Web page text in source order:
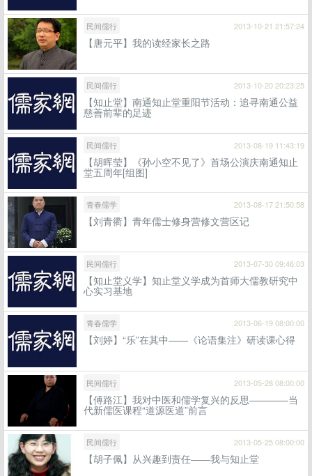
民间儒行 2013-10-21 21:57:24
【唐元平】我的读经家长之路
民间儒行 2013-10-20 20:23:25
【知止堂】南通知止堂重阳节活动：追寻南通公益
慈善前辈的足迹
民间儒行 2013-08-19 11:43:19
【胡晖莹】《孙小空不见了》首场公演庆南通知止
堂五周年[组图]
青春儒学 2013-08-17 21:50:58
【刘青衢】青年儒士修身营修文营区记
民间儒行 2013-07-30 09:46:03
【知止堂义学】知止堂义学成为首师大儒教研究中
心实习基地
青春儒学 2013-06-19 08:00:00
【刘婷】“乐”在其中——《论语集注》研读课心得
民间儒行 2013-05-28 08:00:00
【傅路江】我对中医和儒学复兴的反思————当
代新儒医课程“道源医道”前言
民间儒行 2013-05-25 08:00:00
【胡子佩】从兴趣到责任——我与知止堂